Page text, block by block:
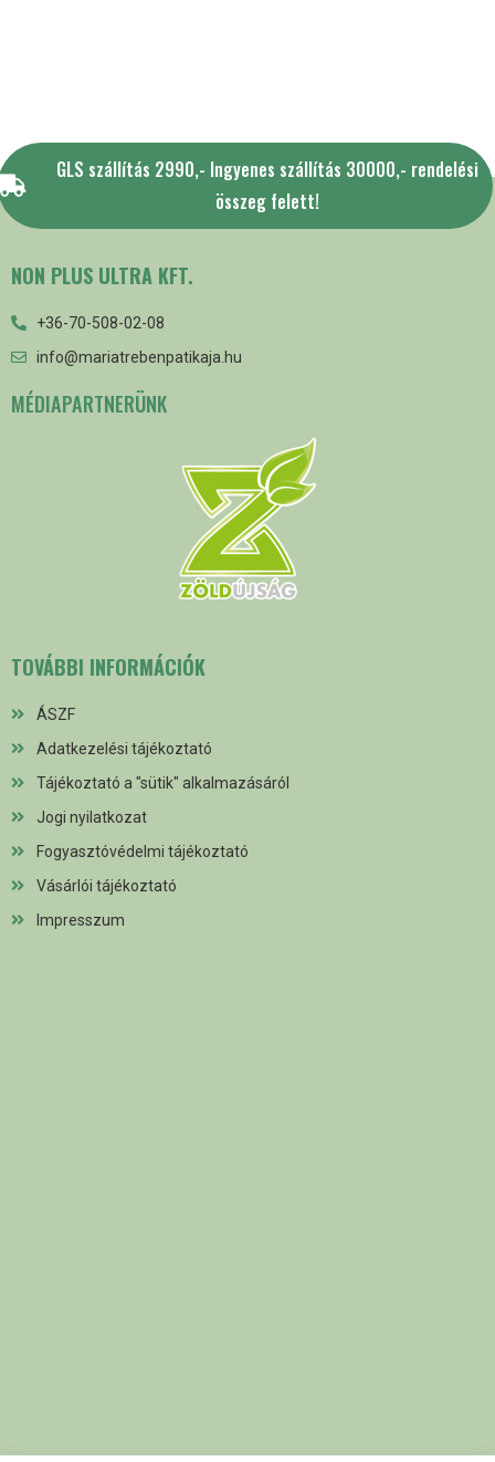
GLS szállítás 2990,- Ingyenes szállítás 30000,- rendelési
összeg felett!
NON PLUS ULTRA KFT.
+36-70-508-02-08
info@mariatrebenpatikaja.hu
MÉDIAPARTNERÜNK
TOVÁBBI INFORMÁCIÓK
ÁSZF
Adatkezelési tájékoztató
Tájékoztató a "sütik" alkalmazásáról
Jogi nyilatkozat
Fogyasztóvédelmi tájékoztató
Vásárlói tájékoztató
Impresszum